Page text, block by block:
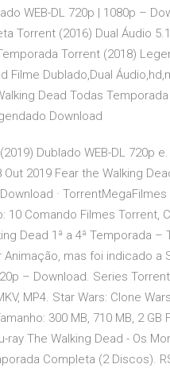
WEB-DL 720p | 1080p –
Torrent (2016) Dual Áudio
Torrent (2018)
Filme Dublado,Dual
Dead Todas Temporada
Download
Dublado WEB-DL 720p e.
Out 2019 Fear the Walking
· TorrentMegaFilmes
10 Comando Filmes Torrent,
Dead 1ª a 4ª Temporada –
mas foi indicado a
– Download. Series
MP4. Star Wars: Clone
300 MB, 710 MB, 2 GB
The Walking Dead - Os
Completa (2 Discos).